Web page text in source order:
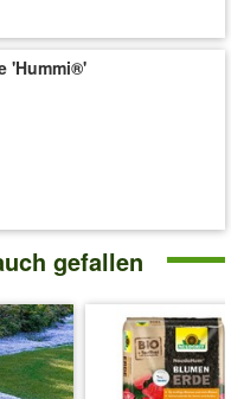
'Hummi®'
gefallen